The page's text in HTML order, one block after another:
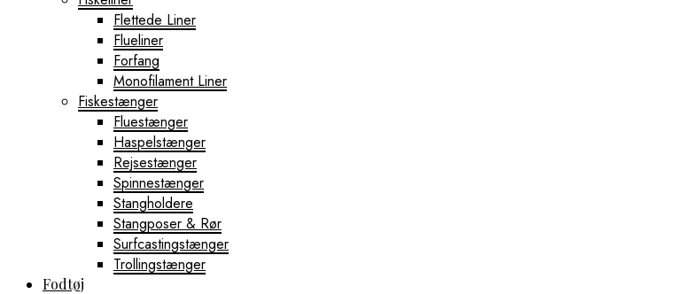
Flettede Liner
Flueliner
Forfang
Monofilament Liner
Fiskestænger
Fluestænger
Haspelstænger
Rejsestænger
Spinnestænger
Stangholdere
Stangposer & Rør
Surfcastingstænger
Trollingstænger
Fodtøj